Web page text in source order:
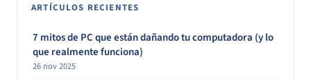
ARTÍCULOS RECIENTES
7 mitos de PC que están dañando tu computadora (y lo
que realmente funciona)
26 nov 2025